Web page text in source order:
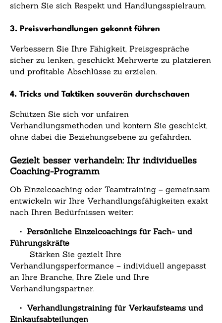
sichern Sie sich Respekt und Handlungsspielraum.
3. Preisverhandlungen gekonnt führen
Verbessern Sie Ihre Fähigkeit, Preisgespräche
sicher zu lenken, geschickt Mehrwerte zu platzieren
und profitable Abschlüsse zu erzielen.
4. Tricks und Taktiken souverän durchschauen
Schützen Sie sich vor unfairen
Verhandlungsmethoden und kontern Sie geschickt,
ohne dabei die Beziehungsebene zu gefährden.
Gezielt besser verhandeln: Ihr individuelles
Coaching-Programm
Ob Einzelcoaching oder Teamtraining – gemeinsam
entwickeln wir Ihre Verhandlungsfähigkeiten exakt
nach Ihren Bedürfnissen weiter:
• Persönliche Einzelcoachings für Fach- und
Führungskräfte
Stärken Sie gezielt Ihre
Verhandlungsperformance – individuell angepasst
an Ihre Branche, Ihre Ziele und Ihre
Verhandlungspartner.
• Verhandlungstraining für Verkaufsteams und
Einkaufsabteilungen